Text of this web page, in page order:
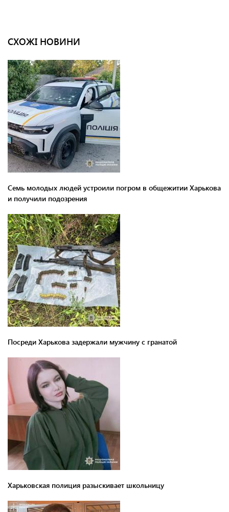
СХОЖІ НОВИНИ
Семь молодых людей устроили погром в общежитии Харькова
и получили подозрения
Посреди Харькова задержали мужчину с гранатой
Харьковская полиция разыскивает школьницу